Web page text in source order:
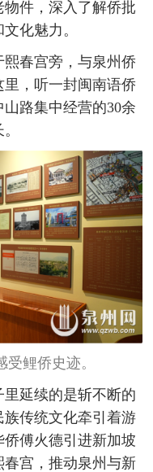
件，深入了解侨批
化魅力。
春宫旁，与泉州侨
，听一封闽南语侨
路集中经营的30余
鲤侨史迹。
延续的是斩不断的
传统文化牵引着游
傅火德引进新加坡
宫，推动泉州与新